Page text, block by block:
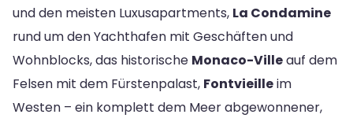
und den meisten Luxusapartments, La Condamine
rund um den Yachthafen mit Geschäften und
Wohnblocks, das historische Monaco-Villeauf dem
Felsen mit dem Fürstenpalast, Fontvieilleim
Westen – ein komplett dem Meer abgewonnener,